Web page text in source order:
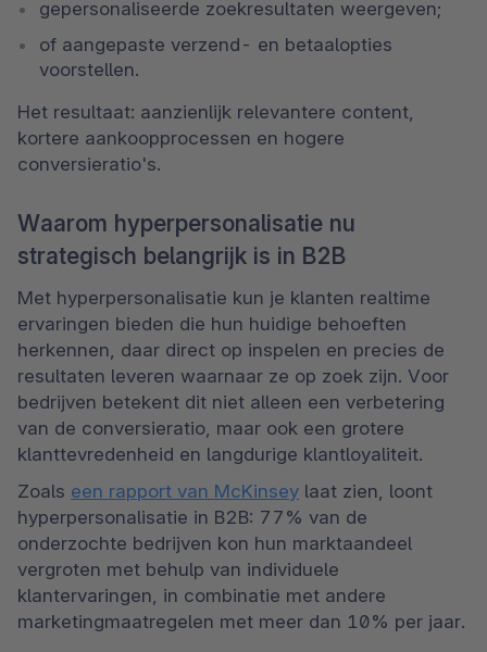
gepersonaliseerde zoekresultaten weergeven;
of aangepaste verzend- en betaalopties
voorstellen.
Het resultaat: aanzienlijk relevantere content,
kortere aankoopprocessen en hogere
conversieratio's.
Waarom hyperpersonalisatie nu
strategisch belangrijk is in B2B
Met hyperpersonalisatie kun je klanten realtime
ervaringen bieden die hun huidige behoeften
herkennen, daar direct op inspelen en precies de
resultaten leveren waarnaar ze op zoek zijn. Voor
bedrijven betekent dit niet alleen een verbetering
van de conversieratio, maar ook een grotere
klanttevredenheid en langdurige klantloyaliteit.
Zoals een rapport van McKinsey laat zien, loont
hyperpersonalisatie in B2B: 77% van de
onderzochte bedrijven kon hun marktaandeel
vergroten met behulp van individuele
klantervaringen, in combinatie met andere
marketingmaatregelen met meer dan 10% per jaar.